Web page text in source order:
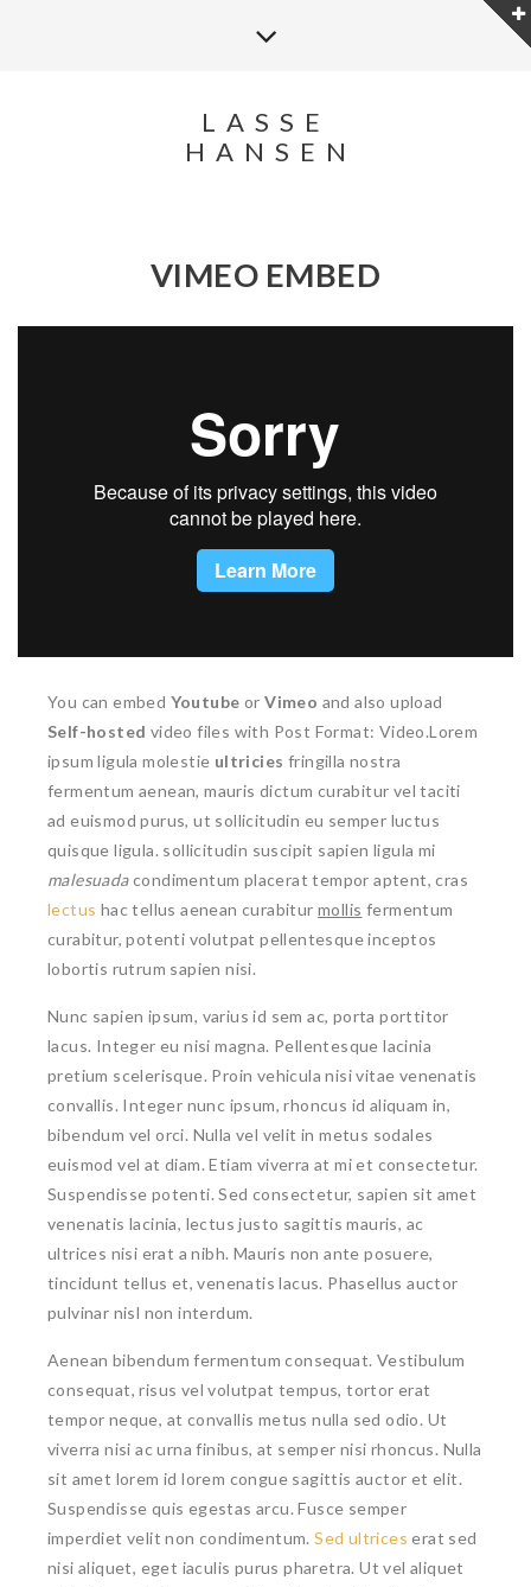
LASSE
HANSEN
VIMEO EMBED
You can embed Youtube orVimeo and also upload
Self-hosted video files with Post Format: Video.Lorem
ipsum ligula molestie ultricies fringilla nostra
fermentum aenean, mauris dictum curabitur vel taciti
ad euismod purus, ut sollicitudin eu semper luctus
quisque ligula. sollicitudin suscipit sapien ligula mi
malesuadacondimentum placerat tempor aptent, cras
lectus hac tellus aenean curabiturmollis fermentum
curabitur, potenti volutpat pellentesque inceptos
lobortis rutrum sapien nisi.
Nunc sapien ipsum, varius id sem ac, porta porttitor
lacus. Integer eu nisi magna. Pellentesque lacinia
pretium scelerisque. Proin vehicula nisi vitae venenatis
convallis. Integer nunc ipsum, rhoncus id aliquam in,
bibendum vel orci. Nulla vel velit in metus sodales
euismod vel at diam. Etiam viverra at mi et consectetur.
Suspendisse potenti. Sed consectetur, sapien sit amet
venenatis lacinia, lectus justo sagittis mauris, ac
ultrices nisi erat a nibh. Mauris non ante posuere,
tincidunt tellus et, venenatis lacus. Phasellus auctor
pulvinar nisl non interdum.
Aenean bibendum fermentum consequat. Vestibulum
consequat, risus vel volutpat tempus, tortor erat
tempor neque, at convallis metus nulla sed odio. Ut
viverra nisi ac urna finibus, at semper nisi rhoncus. Nulla
sit amet lorem id lorem congue sagittis auctor et elit.
Suspendisse quis egestas arcu. Fusce semper
imperdiet velit non condimentum.Sed ultrices erat sed
nisi aliquet, eget iaculis purus pharetra. Ut vel aliquet